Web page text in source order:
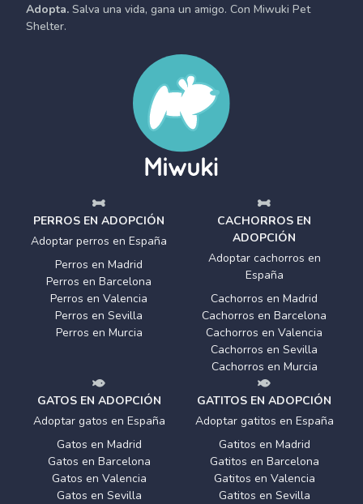
Adopta. Salva una vida, gana un amigo. Con Miwuki Pet
Shelter.
PERROS EN ADOPCIÓN
Adoptar perros en España
Perros en Madrid
Perros en Barcelona
Perros en Valencia
Perros en Sevilla
Perros en Murcia
CACHORROS EN
ADOPCIÓN
Adoptar cachorros en
España
Cachorros en Madrid
Cachorros en Barcelona
Cachorros en Valencia
Cachorros en Sevilla
Cachorros en Murcia
GATOS EN ADOPCIÓN
Adoptar gatos en España
Gatos en Madrid
Gatos en Barcelona
Gatos en Valencia
Gatos en Sevilla
GATITOS EN ADOPCIÓN
Adoptar gatitos en España
Gatitos en Madrid
Gatitos en Barcelona
Gatitos en Valencia
Gatitos en Sevilla